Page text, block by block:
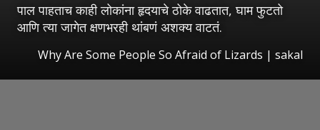
पाल पाहताच काही लोकांना हृदयाचे ठोके वाढतात, घाम फुटतो
आणि त्या जागेत क्षणभरही थांबणं अशक्य वाटतं.
Why Are Some People So Afraid of Lizards | sakal